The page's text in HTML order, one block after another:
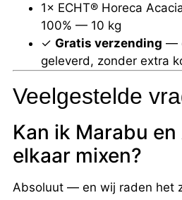
1× ECHT® Horeca
100% — 10 kg
✓ Gratis verzending —
geleverd, zonder extra
Veelgestelde
Kan ik Marabu
elkaar mixen?
Absoluut — en wij raden het